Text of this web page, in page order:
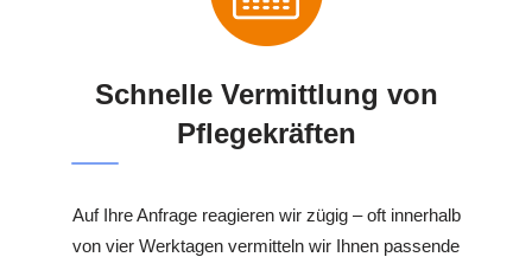
Schnelle Vermittlung von
Pflegekräften
Auf Ihre Anfrage reagieren wir zügig – oft innerhalb
von vier Werktagen vermitteln wir Ihnen passende